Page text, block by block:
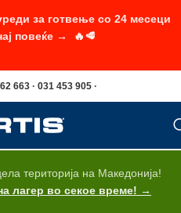
663 · 031 453 905 ·
територија на Македонија!
лагер во секое време! →
за готвење со 24 месеци
повеќе → 🔥🥩